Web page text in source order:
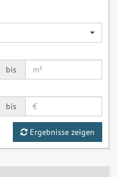
bis
bis
Ergebnisse zeigen